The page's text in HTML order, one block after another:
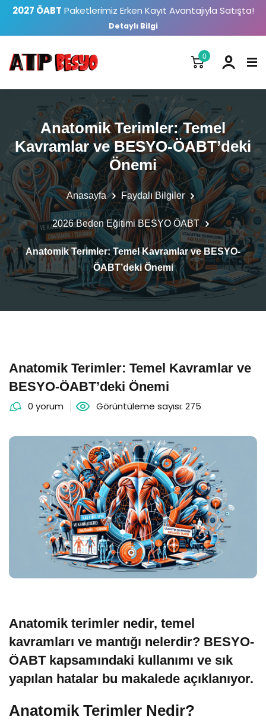
2027 ÖABT Paketlerimiz Erken Kayıt Avantajıyla Satışta!
Detaylı Bilgi
0
Anatomik Terimler: Temel
Kavramlar ve BESYO-ÖABT’deki
Önemi
Anasayfa Faydalı Bilgiler
2026 Beden Eğitimi BESYO ÖABT
Anatomik Terimler: Temel Kavramlar ve BESYO-
ÖABT’deki Önemi
Anatomik Terimler: Temel Kavramlar ve
BESYO-ÖABT’deki Önemi
0 yorum Görüntüleme sayısı: 275
Anatomik terimler nedir, temel
kavramları ve mantığı nelerdir? BESYO-
ÖABT kapsamındaki kullanımı ve sık
yapılan hatalar bu makalede açıklanıyor.
Anatomik Terimler Nedir?